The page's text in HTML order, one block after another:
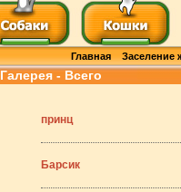
Главная Заселение
Галерея - Всего
принц
Барсик